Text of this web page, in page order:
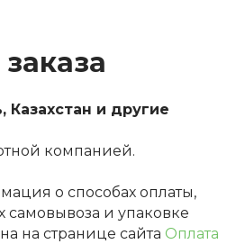
Казахстан и другие
компанией.
о способах оплаты,
самовывоза и упаковке
на странице сайта Оплата